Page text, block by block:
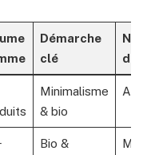
Démarche
clé
Minimalisme
& bio
Bio &